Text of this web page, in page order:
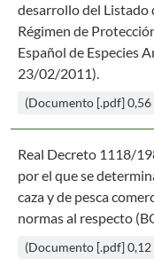
desarrollo del Listado
Régimen de
Español de Especies
23/02/2011).
(Documento [.pdf] 0,56
Real Decreto 1118/
por el que se
caza y de pesca
normas al respecto
(Documento [.pdf] 0,12